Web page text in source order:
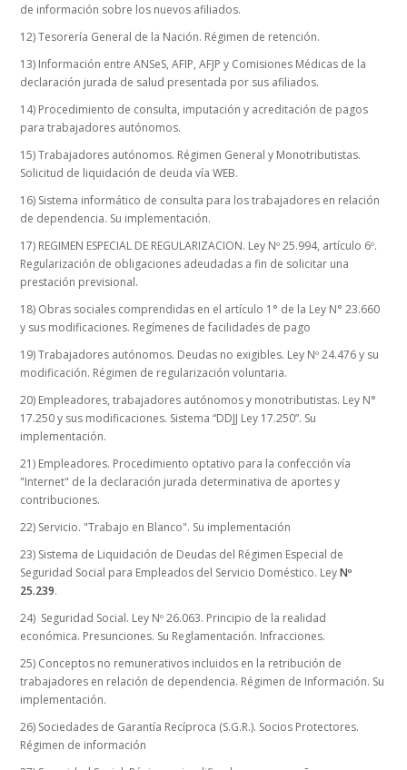
de información sobre los nuevos afiliados.
12) Tesorería General de la Nación. Régimen de retención.
13) Información entre ANSeS, AFIP, AFJP y Comisiones Médicas de la
declaración jurada de salud presentada por sus afiliados.
14) Procedimiento de consulta, imputación y acreditación de pagos
para trabajadores autónomos.
15) Trabajadores autónomos. Régimen General y Monotributistas.
Solicitud de liquidación de deuda vía WEB.
16) Sistema informático de consulta para los trabajadores en relación
de dependencia. Su implementación.
17) REGIMEN ESPECIAL DE REGULARIZACION. Ley Nº 25.994, artículo 6º.
Regularización de obligaciones adeudadas a fin de solicitar una
prestación previsional.
18) Obras sociales comprendidas en el artículo 1° de la Ley N° 23.660
y sus modificaciones. Regímenes de facilidades de pago
19) Trabajadores autónomos. Deudas no exigibles. Ley Nº 24.476 y su
modificación. Régimen de regularización voluntaria.
20) Empleadores, trabajadores autónomos y monotributistas. Ley N°
17.250 y sus modificaciones. Sistema “DDJJ Ley 17.250”. Su
implementación.
21) Empleadores. Procedimiento optativo para la confección vía
"Internet" de la declaración jurada determinativa de aportes y
contribuciones.
22) Servicio. "Trabajo en Blanco". Su implementación
23) Sistema de Liquidación de Deudas del Régimen Especial de
Seguridad Social para Empleados del Servicio Doméstico. LeyNº
25.239.
24) Seguridad Social. Ley Nº 26.063. Principio de la realidad
económica. Presunciones. Su Reglamentación. Infracciones.
25) Conceptos no remunerativos incluidos en la retribución de
trabajadores en relación de dependencia. Régimen de Información. Su
implementación.
26) Sociedades de Garantía Recíproca (S.G.R.). Socios Protectores.
Régimen de información